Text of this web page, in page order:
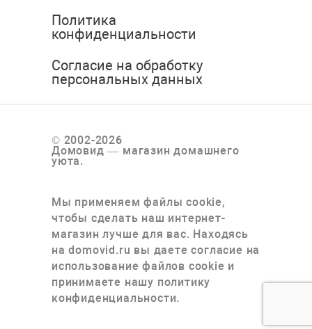
Политика
конфиденциальности
Согласие на обработку
персональных данных
© 2002-2026
Домовид — магазин домашнего
уюта.
Мы применяем файлы cookie,
чтобы сделать наш интернет-
магазин лучше для вас. Находясь
на domovid.ru вы даете согласие на
использование файлов cookie и
принимаете нашу политику
конфиденциальности.